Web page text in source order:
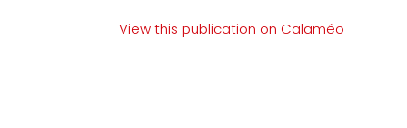
View this publication on Calaméo